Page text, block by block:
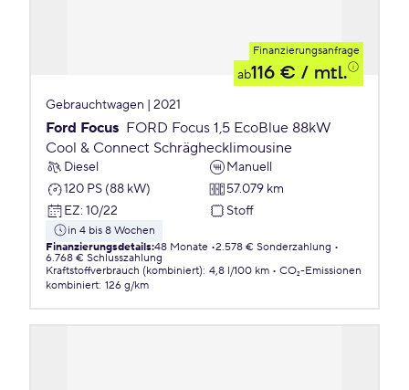
Finanzierungsanfrage
ab116 € / mtl.
Gebrauchtwagen | 2021
Ford Focus FORD Focus 1,5 EcoBlue 88kW
Cool & Connect Schräghecklimousine
Diesel
Manuell
120 PS (88 kW)
57.079 km
EZ: 10/22 Stoff
in 4 bis 8 Wochen
Finanzierungsdetails:48 Monate 2.578 € Sonderzahlung
6.768 € Schlusszahlung
Kraftstoffverbrauch (kombiniert): 4,8 l/100 km
CO₂-Emissionen
kombiniert: 126 g/km